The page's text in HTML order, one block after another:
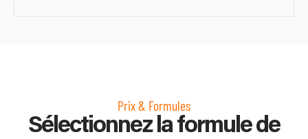
Prix & Formules
Sélectionnez la formule de